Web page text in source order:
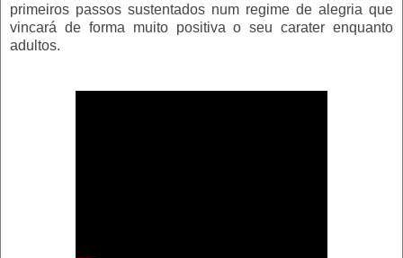
primeiros passos sustentados num regime de alegria que
vincará de forma muito positiva o seu carater enquanto
adultos.